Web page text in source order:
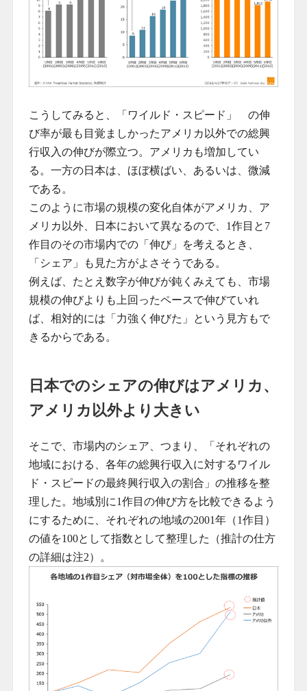
こうしてみると、「ワイルド・スピード」 の伸
び率が最も目覚ましかったアメリカ以外での総興
行収入の伸びが際立つ。アメリカも増加してい
る。一方の日本は、ほぼ横ばい、あるいは、微減
である。
このように市場の規模の変化自体がアメリカ、ア
メリカ以外、日本において異なるので、1作目と7
作目のその市場内での「伸び」を考えるとき、
「シェア」も見た方がよさそうである。
例えば、たとえ数字が伸びが鈍くみえても、市場
規模の伸びよりも上回ったペースで伸びていれ
ば、相対的には「力強く伸びた」という見方もで
きるからである。
日本でのシェアの伸びはアメリカ、
アメリカ以外より大きい
そこで、市場内のシェア、つまり、「それぞれの
地域における、各年の総興行収入に対するワイル
ド・スピードの最終興行収入の割合」の推移を整
理した。地域別に1作目の伸び方を比較できるよう
にするために、それぞれの地域の2001年（1作目）
の値を100として指数として整理した（推計の仕方
の詳細は注2）。